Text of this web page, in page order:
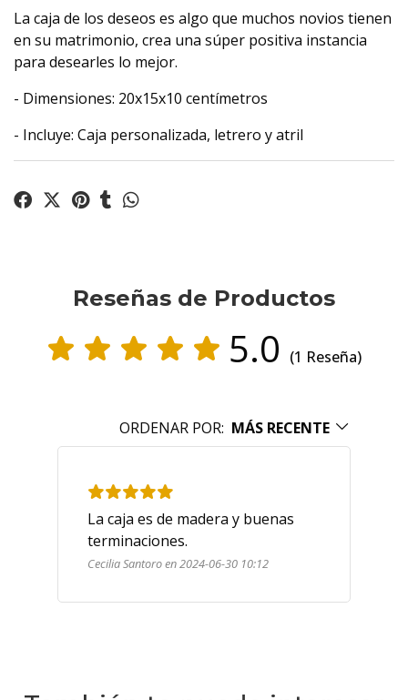
La caja de los deseos es algo que muchos novios tienen
en su matrimonio, crea una súper positiva instancia
para desearles lo mejor.
- Dimensiones: 20x15x10 centímetros
- Incluye: Caja personalizada, letrero y atril
Reseñas de Productos
5.0 (1 Reseña)
ORDENAR POR: MÁS RECENTE
La caja es de madera y buenas
terminaciones.
Cecilia Santoro en 2024-06-30 10:12